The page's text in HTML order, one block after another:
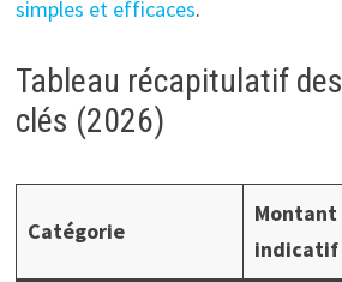
simples et efficaces.
Tableau récapitulatif
clés (2026)
Catégorie
Montant
indicatif